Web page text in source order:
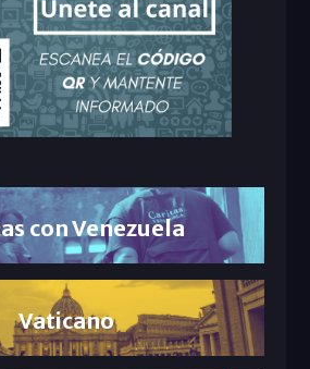
con Venezuela
Vaticano